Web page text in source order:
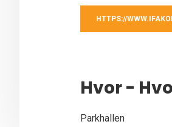
HTTPS://
Hvor -
Parkhallen